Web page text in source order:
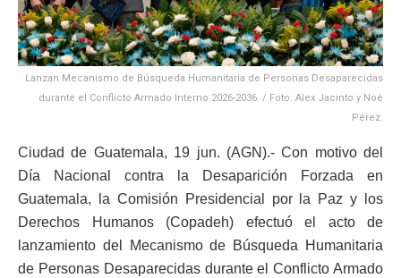
Lanzan Mecanismo de Búsqueda Humanitaria de Personas Desaparecidas
durante el Conflicto Armado Interno 2026-2036. / Foto: Alex Jacinto y Noé
Pérez.
Ciudad de Guatemala, 19 jun. (AGN).- Con motivo del
Día Nacional contra la Desaparición Forzada en
Guatemala, la Comisión Presidencial por la Paz y los
Derechos Humanos (Copadeh) efectuó el acto de
lanzamiento del Mecanismo de Búsqueda Humanitaria
de Personas Desaparecidas durante el Conflicto Armado